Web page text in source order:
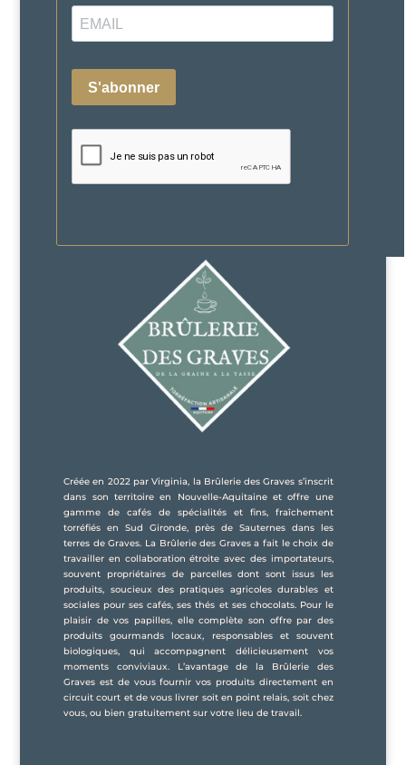
Créée en 2022 par Virginia, la Brûlerie des Graves s’inscrit
dans son territoire en Nouvelle-Aquitaine et offre une
gamme de cafés de spécialités et fins, fraîchement
torréfiés en Sud Gironde, près de Sauternes dans les
terres de Graves. La Brûlerie des Graves a fait le choix de
travailler en collaboration étroite avec des importateurs,
souvent propriétaires de parcelles dont sont issus les
produits, soucieux des pratiques agricoles durables et
sociales pour ses cafés, ses thés et ses chocolats. Pour le
plaisir de vos papilles, elle complète son offre par des
produits gourmands locaux, responsables et souvent
biologiques, qui accompagnent délicieusement vos
moments conviviaux. L’avantage de la Brûlerie des
Graves est de vous fournir vos produits directement en
circuit court et de vous livrer soit en point relais, soit chez
vous, ou bien gratuitement sur votre lieu de travail.